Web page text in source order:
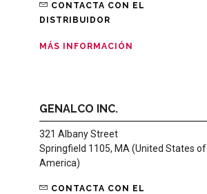
CONTACTA CON EL
DISTRIBUIDOR
MÁS INFORMACIÓN
GENALCO INC.
321 Albany Street
Springfield 1105, MA (United States of
America)
CONTACTA CON EL